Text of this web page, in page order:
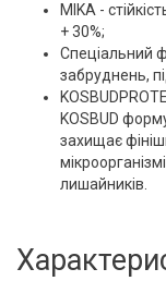
MIKA -
+ 30%;
Спеціальний
забруднень,
KOSBUD
захищає
лишайників.